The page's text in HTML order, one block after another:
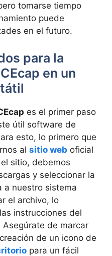
tomarse tiempo
puede
en el futuro.
para la
en un
es el primer paso
útil software de
esto, lo primero que
al sitio web oficial
sitio, debemos
y seleccionar la
a nuestro sistema
el archivo, lo
instrucciones del
de marcar
de un icono de
para un fácil